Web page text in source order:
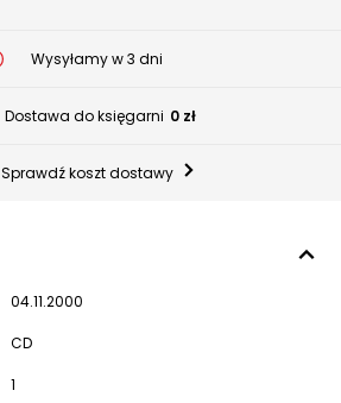
Wysyłamy w 3 dni
Dostawa do księgarni 0 zł
Sprawdź koszt dostawy
04.11.2000
CD
1